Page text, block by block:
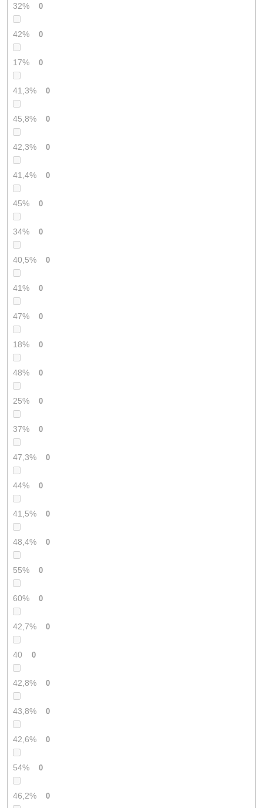
32% 0
42% 0
17% 0
41,3% 0
45,8% 0
42,3% 0
41,4% 0
45% 0
34% 0
40,5% 0
41% 0
47% 0
18% 0
48% 0
25% 0
37% 0
47,3% 0
44% 0
41,5% 0
48,4% 0
55% 0
60% 0
42,7% 0
40 0
42,8% 0
43,8% 0
42,6% 0
54% 0
46,2% 0